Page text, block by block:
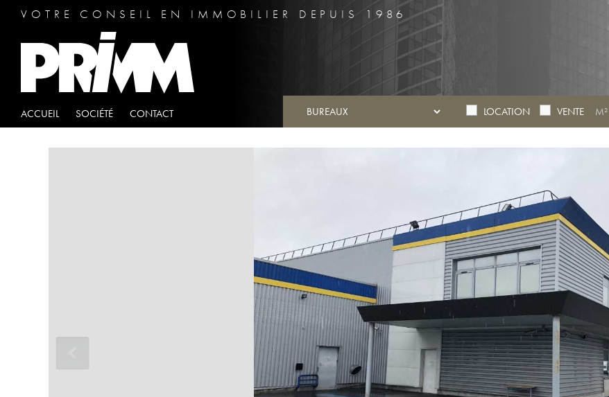
VOTRE CONSEIL EN IMMOBILIER DEPUIS 1986
ACCUEIL SOCIÉTÉ CONTACT LOCATION VENTE